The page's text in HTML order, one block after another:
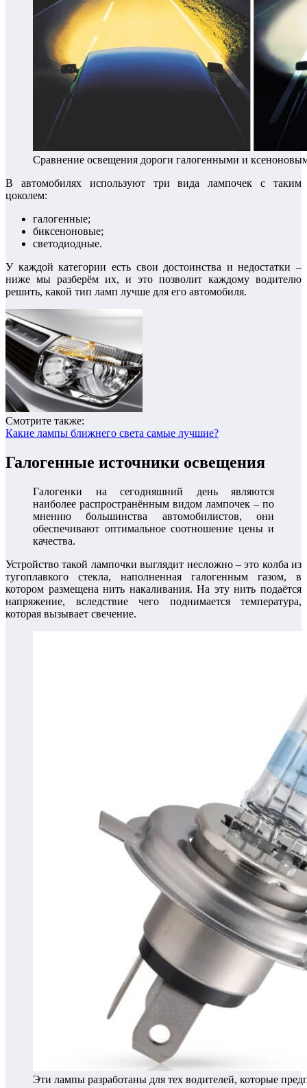
Сравнение освещения дороги галогенными и
В автомобилях используют три вида лампочек с таким
цоколем:
галогенные;
биксеноновые;
светодиодные.
У каждой категории есть свои достоинства и недостатки –
ниже мы разберём их, и это позволит каждому водителю
решить, какой тип ламп лучше для его автомобиля.
Смотрите также:
Какие лампы ближнего света самые лучшие?
Галогенные источники освещения
Галогенки на сегодняшний день являются
наиболее распространённым видом лампочек – по
мнению большинства автомобилистов, они
обеспечивают оптимальное соотношение цены и
качества.
Устройство такой лампочки выглядит несложно – это колба из
тугоплавкого стекла, наполненная галогенным газом, в
котором размещена нить накаливания. На эту нить подаётся
напряжение, вследствие чего поднимается температура,
которая вызывает свечение.
Эти лампы разработаны для тех водителей, которые